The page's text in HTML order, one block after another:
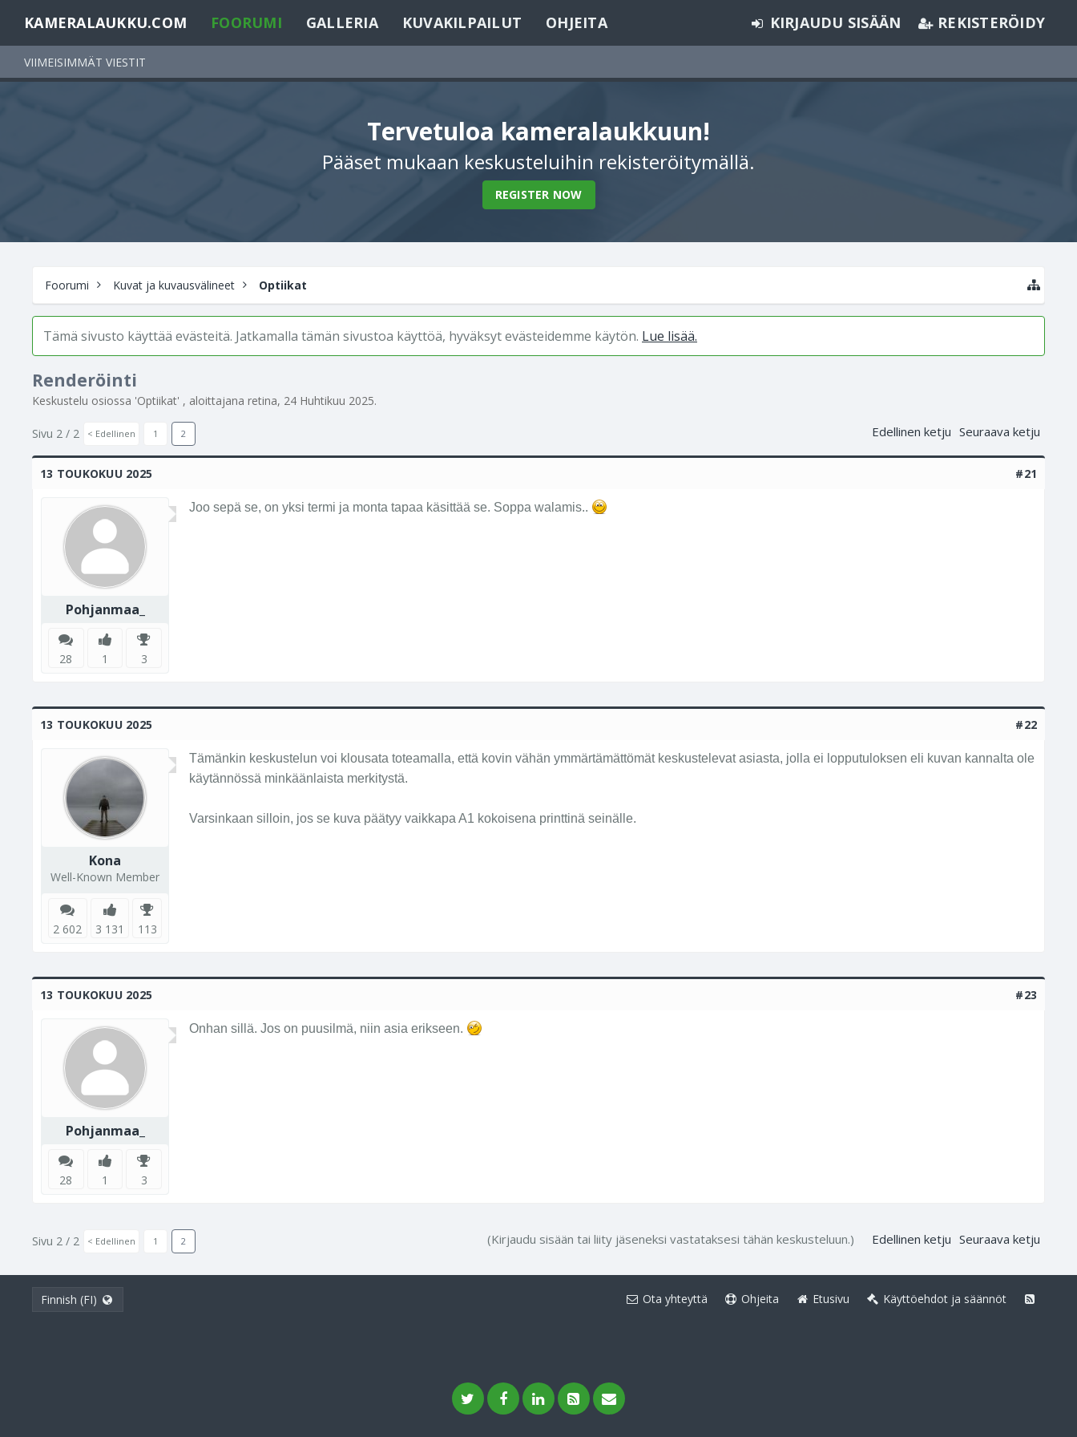
KAMERALAUKKU.COM FOORUMI
VIIMEISIMMÄT VIESTIT
GALLERIA KUVAKILPAILUT OHJEITA KIRJAUDU SISÄÄN REKISTERÖIDY
Tervetuloa kameralaukkuun!
Pääset mukaan keskusteluihin rekisteröitymällä.
REGISTER NOW
Foorumi Kuvat ja kuvausvälineet Optiikat
Tämä sivusto käyttää evästeitä. Jatkamalla tämän sivustoa käyttöä, hyväksyt evästeidemme käytön. Lue lisää.
Renderöinti
Keskustelu osiossa 'Optiikat' , aloittajana retina, 24 Huhtikuu 2025.
Edellinen ketju Seuraava ketju
Sivu 2 / 2 < Edellinen 1 2
13 TOUKOKUU 2025 #21
Pohjanmaa_
28 1 3
Joo sepä se, on yksi termi ja monta tapaa käsittää se. Soppa walamis..
13 TOUKOKUU 2025 #22
Kona
Well-Known Member
2 602 3 131 113
Tämänkin keskustelun voi klousata toteamalla, että kovin vähän ymmärtämättömät keskustelevat asiasta, jolla ei lopputuloksen eli kuvan kannalta ole
käytännössä minkäänlaista merkitystä.
Varsinkaan silloin, jos se kuva päätyy vaikkapa A1 kokoisena printtinä seinälle.
13 TOUKOKUU 2025 #23
Pohjanmaa_
28 1 3
Onhan sillä. Jos on puusilmä, niin asia erikseen.
Edellinen ketju Seuraava ketju
(Kirjaudu sisään tai liity jäseneksi vastataksesi tähän keskusteluun.)
Sivu 2 / 2 < Edellinen 1 2
Finnish (FI) Ota yhteyttä Ohjeita Etusivu Käyttöehdot ja säännöt